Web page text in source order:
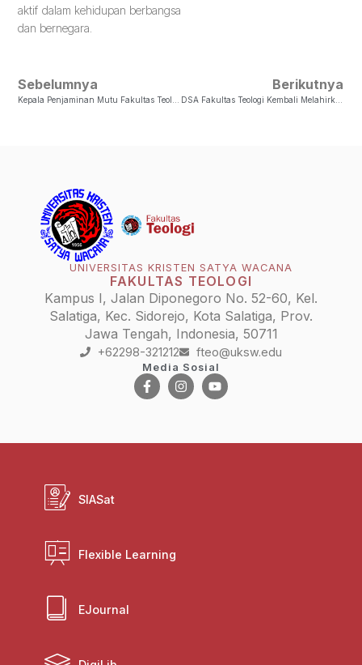
aktif dalam kehidupan berbangsa
dan bernegara.
Sebelumnya Berikutnya
DSA Fakultas Teologi Kembali Melahirkan Doktor Baru Dalam Bidang Sosiologi Agama
UNIVERSITAS KRISTEN SATYA WACANA
FAKULTAS TEOLOGI
Kampus I, Jalan Diponegoro No. 52-60, Kel.
Salatiga, Kec. Sidorejo, Kota Salatiga, Prov.
Jawa Tengah, Indonesia, 50711
+62298-321212 fteo@uksw.edu
Media Sosial
SIASat
Flexible Learning
EJournal